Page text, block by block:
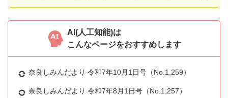
AI(人工知能)は
こんなページをおすすめします
奈良しみんだより 令和7年10月1日号（No.1,259）
奈良しみんだより 令和7年8月1日号（No.1,257）